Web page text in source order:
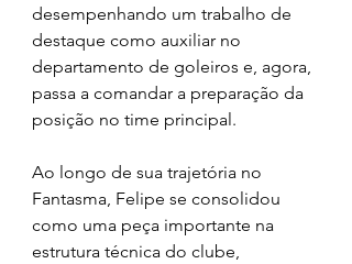
desempenhando um trabalho de
destaque como auxiliar no
departamento de goleiros e, agora,
passa a comandar a preparação da
posição no time principal.
Ao longo de sua trajetória no
Fantasma, Felipe se consolidou
como uma peça importante na
estrutura técnica do clube,